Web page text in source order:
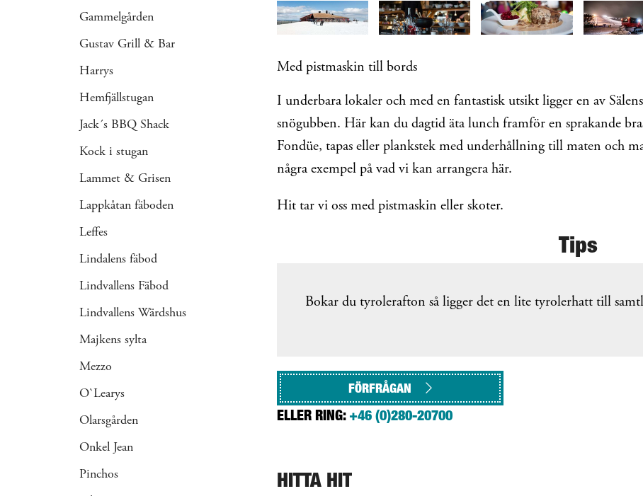
Med pistmaskin till bords
I underbara lokaler och med en fantastisk utsikt ligger en av
snögubben. Här kan du dagtid äta lunch framför en sprakande
Fondüe, tapas eller plankstek med underhållning till maten och
några exempel på vad vi kan arrangera här.
Hit tar vi oss med pistmaskin eller skoter.
Tips
Bokar du tyrolerafton så ligger det en lite tyrolerhatt till
FÖRFRÅGAN
ELLER RING: +46 (0)280-20700
HITTA HIT
Gammelgården
Gustav Grill & Bar
Harrys
Hemfjällstugan
Jack´s BBQ Shack
Kock i stugan
Lammet & Grisen
Lappkåtan fäboden
Leffes
Lindalens fäbod
Lindvallens Fäbod
Lindvallens Wärdshus
Majkens sylta
Mezzo
O`Learys
Olarsgården
Onkel Jean
Pinchos